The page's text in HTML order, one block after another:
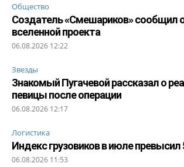
Общество
Создатель «Смешариков» сообщил
вселенной проекта
06.08.2026 12:22
Звезды
Знакомый Пугачевой рассказал о
певицы после операции
06.08.2026 12:17
Логистика
Индекс грузовиков в июле превысил
06.08.2026 11:53